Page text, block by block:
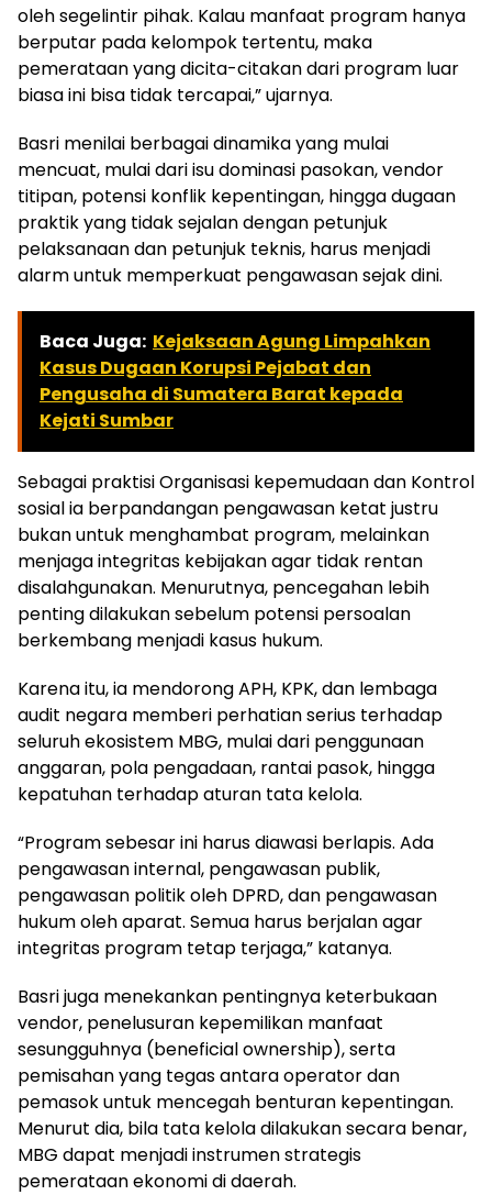
oleh segelintir pihak. Kalau manfaat program hanya
berputar pada kelompok tertentu, maka
pemerataan yang dicita-citakan dari program luar
biasa ini bisa tidak tercapai,” ujarnya.
Basri menilai berbagai dinamika yang mulai
mencuat, mulai dari isu dominasi pasokan, vendor
titipan, potensi konflik kepentingan, hingga dugaan
praktik yang tidak sejalan dengan petunjuk
pelaksanaan dan petunjuk teknis, harus menjadi
alarm untuk memperkuat pengawasan sejak dini.
Baca Juga: Kejaksaan Agung Limpahkan
Kasus Dugaan Korupsi Pejabat dan
Pengusaha di Sumatera Barat kepada
Kejati Sumbar
Sebagai praktisi Organisasi kepemudaan dan Kontrol
sosial ia berpandangan pengawasan ketat justru
bukan untuk menghambat program, melainkan
menjaga integritas kebijakan agar tidak rentan
disalahgunakan. Menurutnya, pencegahan lebih
penting dilakukan sebelum potensi persoalan
berkembang menjadi kasus hukum.
Karena itu, ia mendorong APH, KPK, dan lembaga
audit negara memberi perhatian serius terhadap
seluruh ekosistem MBG, mulai dari penggunaan
anggaran, pola pengadaan, rantai pasok, hingga
kepatuhan terhadap aturan tata kelola.
“Program sebesar ini harus diawasi berlapis. Ada
pengawasan internal, pengawasan publik,
pengawasan politik oleh DPRD, dan pengawasan
hukum oleh aparat. Semua harus berjalan agar
integritas program tetap terjaga,” katanya.
Basri juga menekankan pentingnya keterbukaan
vendor, penelusuran kepemilikan manfaat
sesungguhnya (beneficial ownership), serta
pemisahan yang tegas antara operator dan
pemasok untuk mencegah benturan kepentingan.
Menurut dia, bila tata kelola dilakukan secara benar,
MBG dapat menjadi instrumen strategis
pemerataan ekonomi di daerah.